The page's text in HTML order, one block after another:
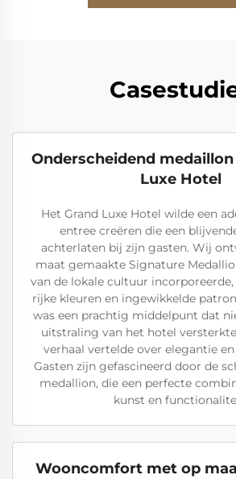
Onderscheidend
Luxe Hotel
Het Grand Luxe Hotel wilde een
entree creëren die een
achterlaten bij zijn gasten. Wij
maat gemaakte Signature
van de lokale cultuur
rijke kleuren en ingewikkelde
was een prachtig middelpunt dat
uitstraling van het hotel
verhaal vertelde over elegantie
Gasten zijn gefascineerd door de
medallion, die een perfecte
kunst en
Wooncomfort met op